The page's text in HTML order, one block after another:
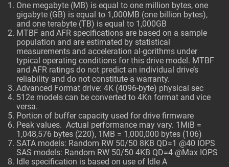
One megabyte (MB) is equal to one million bytes, one
gigabyte (GB) is equal to 1,000MB (one billion bytes),
and one terabyte (TB) is equal to 1,000GB
MTBF and AFR specifications are based on a sample
population and are estimated by statistical
measurements and acceleration al-gorithms under
typical operating conditions for this drive model. MTBF
and AFR ratings do not predict an individual drive’s
reliability and do not constitute a warranty.
Advanced Format drive: 4K (4096-byte) physical sec
512e models can be converted to 4Kn format and vice
versa.
Portion of buffer capacity used for drive firmware
Peak values. Actual performance may vary. 1MiB =
1,048,576 bytes (220), 1MB = 1,000,000 bytes (106)
SATA models: Random RW 50/50 8KB QD=1 @40 IOPS
SAS models: Random RW 50/50 4KB QD=4 @Max IOPS
Idle specification is based on use of Idle A